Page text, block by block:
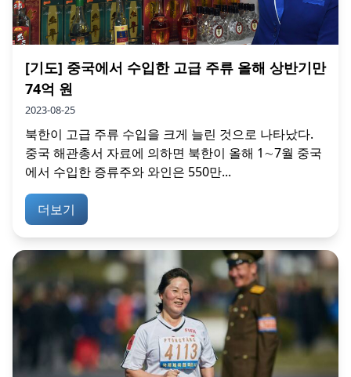
[기도] 중국에서 수입한 고급 주류 올해 상반기만
74억 원
2023-08-25
북한이 고급 주류 수입을 크게 늘린 것으로 나타났다.
중국 해관총서 자료에 의하면 북한이 올해 1∼7월 중국
에서 수입한 증류주와 와인은 550만...
더보기